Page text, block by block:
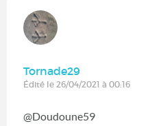
Tornade29
Édité le 26/04/2021 à 00:16
@Doudoune59